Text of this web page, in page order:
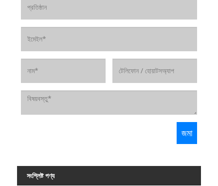
সংশ্লিষ্ট পণ্য